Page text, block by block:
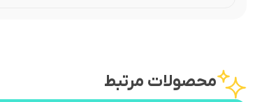
محصولات مرتبط